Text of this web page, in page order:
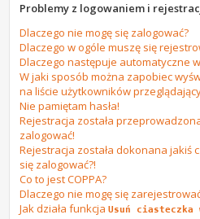
Problemy z logowaniem i
Dlaczego nie mogę się zalogować?
Dlaczego w ogóle muszę się
Dlaczego następuje automatyczne
W jaki sposób można zapobiec
na liście użytkowników
Nie pamiętam hasła!
Rejestracja została
zalogować!
Rejestracja została dokonana jakiś
się zalogować?!
Co to jest COPPA?
Dlaczego nie mogę się
Jak działa funkcjaUsuń ciasteczka